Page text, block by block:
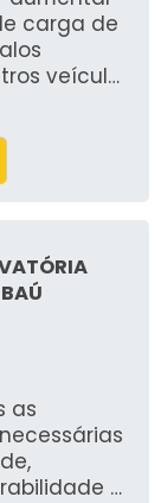
carga de
veículos
as
a